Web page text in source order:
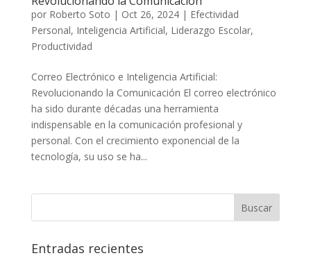
por Roberto Soto | Oct 26, 2024| Efectividad
Personal, Inteligencia Artificial, Liderazgo Escolar,
Productividad
Correo Electrónico e Inteligencia Artificial:
Revolucionando la Comunicación El correo electrónico
ha sido durante décadas una herramienta
indispensable en la comunicación profesional y
personal. Con el crecimiento exponencial de la
tecnología, su uso se ha...
Entradas recientes